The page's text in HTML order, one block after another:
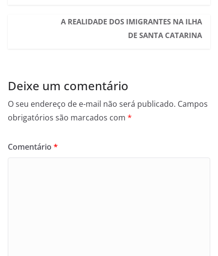
A REALIDADE DOS IMIGRANTES NA ILHA
DE SANTA CATARINA
Deixe um comentário
O seu endereço de e-mail não será publicado. Campos
obrigatórios são marcados com *
Comentário *